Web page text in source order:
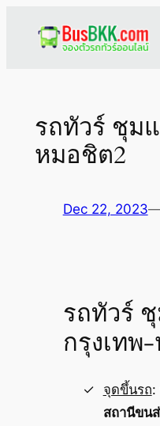
รถทัวร์ ชุม
หมอชิต2
Dec 22, 2023
รถทัวร์
กรุงเทพ
จุดขึ้นรถ:
สถานีขน